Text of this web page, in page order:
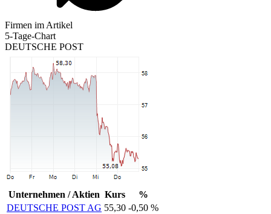
Firmen im Artikel
5-Tage-Chart
DEUTSCHE POST
Unternehmen / Aktien Kurs
%
DEUTSCHE POST AG 55,30 -0,50 %